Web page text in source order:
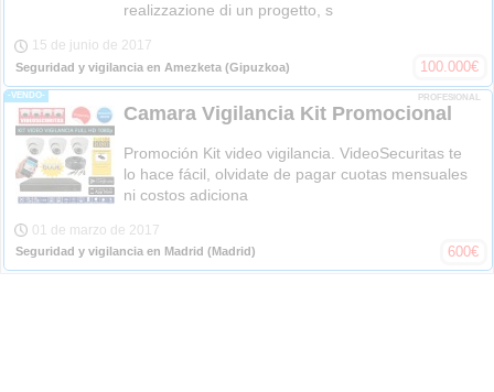
realizzazione di un progetto, s
15 de junio de 2017
Seguridad y vigilancia en Amezketa (Gipuzkoa) 100.000€
-VENDO- PROFESIONAL
Camara Vigilancia Kit Promocional
Promoción Kit video vigilancia. VideoSecuritas te
lo hace fácil, olvidate de pagar cuotas mensuales
ni costos adiciona
01 de marzo de 2017
Seguridad y vigilancia en Madrid (Madrid) 600€